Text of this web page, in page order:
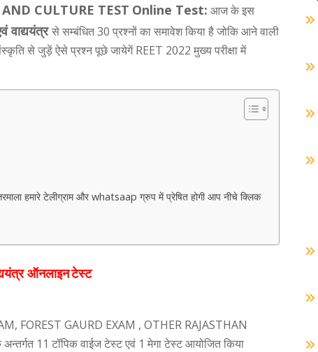
AND CULTURE TEST Online Test: आज के इस
वाद्ययंत्र से सम्बंधित 30 प्रश्नों का समावेश किया है जोकि आने वाली
से जुड़ें ऐसे प्रश्न पूछे जायेगें REET 2022 मुख्य परीक्षा में
हमारे टेलीग्राम और whatsaap ग्रुप में प्रेषित होगी आप नीचे क्लिक
ऑनलाइन टेस्ट
FOREST GAURD EXAM , OTHER RAJASTHAN
11 टॉपिक वाईज टेस्ट एवं 1 मेगा टेस्ट आयोजित किया